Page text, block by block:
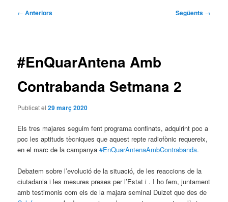
Navegació
← Anteriors Següents →
#EnQuarAntena Amb
Contrabanda Setmana 2
Publicat el29 març 2020
Els tres majares seguim fent programa confinats, adquirint poc a
poc les aptituds tècniques que aquest repte radiofònic requereix,
en el marc de la campanya#EnQuarAntenaAmbContrabanda.
Debatem sobre l’evolució de la situació, de les reaccions de la
ciutadania i les mesures preses per l’Estat i . I ho fem, juntament
amb testimonis com els de la majara seminal Dulzet que des de